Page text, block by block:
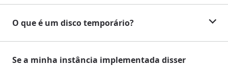
O que é um disco temporário?
Se a minha instância implementada disser